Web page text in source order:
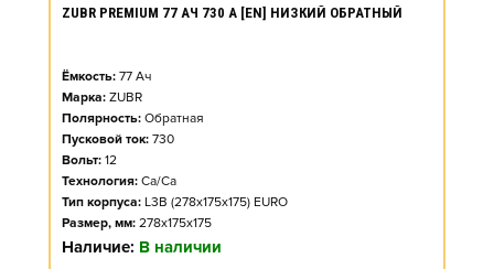
ZUBR PREMIUM 77 АЧ 730 А [EN] НИЗКИЙ ОБРАТНЫЙ
Ёмкость: 77 Ач
Марка: ZUBR
Полярность: Обратная
Пусковой ток: 730
Вольт: 12
Технология: Ca/Ca
Тип корпуса: L3B (278x175x175) EURO
Размер, мм: 278x175x175
Наличие: В наличии